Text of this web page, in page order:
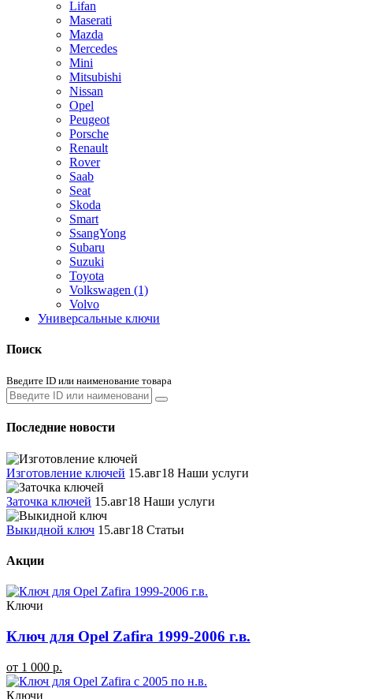
Lifan
Maserati
Mazda
Mercedes
Mini
Mitsubishi
Nissan
Opel
Peugeot
Porsche
Renault
Rover
Saab
Seat
Skoda
Smart
SsangYong
Subaru
Suzuki
Toyota
Volkswagen (1)
Volvo
Универсальные ключи
Поиск
Введите ID или наименование товара
Последние новости
Изготовление ключей 15.авг18 Наши услуги
Заточка ключей 15.авг18 Наши услуги
Выкидной ключ 15.авг18 Статьи
Акции
Ключи
Ключ для Opel Zafira 1999-2006 г.в.
от 1 000 р.
Ключи